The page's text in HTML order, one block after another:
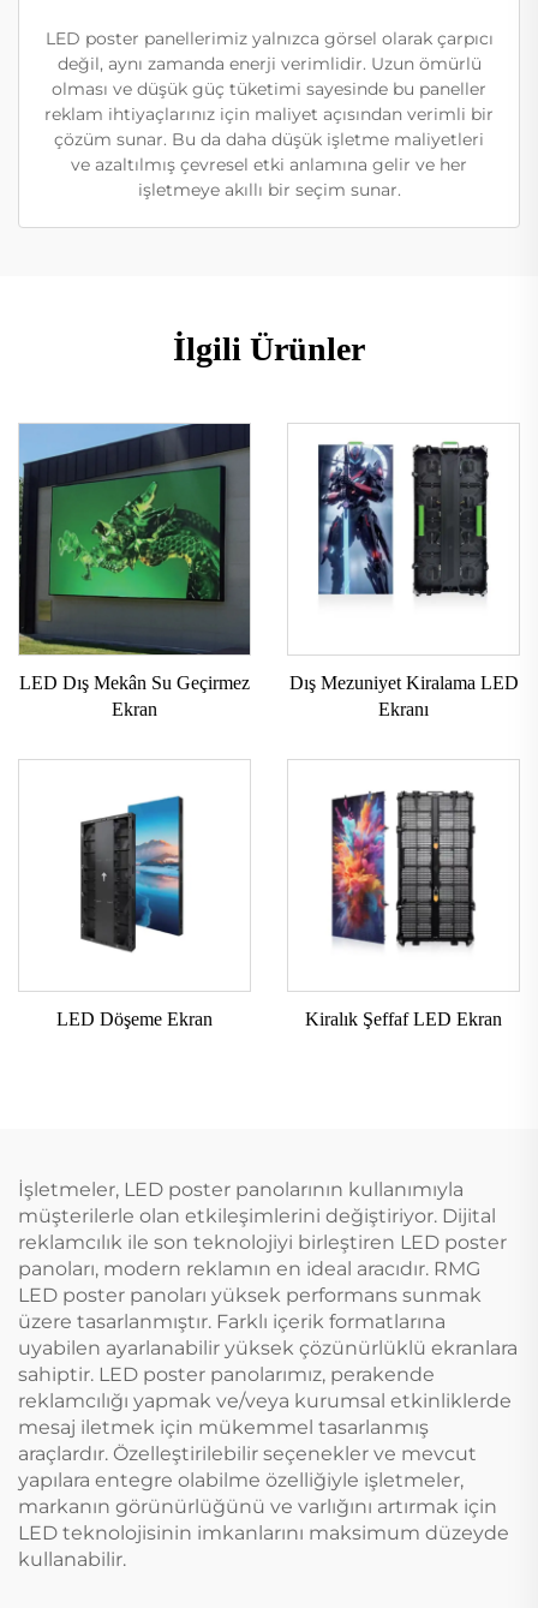
LED poster panellerimiz yalnızca görsel olarak çarpıcı
değil, aynı zamanda enerji verimlidir. Uzun ömürlü
olması ve düşük güç tüketimi sayesinde bu paneller
reklam ihtiyaçlarınız için maliyet açısından verimli bir
çözüm sunar. Bu da daha düşük işletme maliyetleri
ve azaltılmış çevresel etki anlamına gelir ve her
işletmeye akıllı bir seçim sunar.
İlgili Ürünler
LED Dış Mekân Su Geçirmez
Ekran
Dış Mezuniyet Kiralama LED
Ekranı
LED Döşeme Ekran Kiralık Şeffaf LED Ekran
İşletmeler, LED poster panolarının kullanımıyla
müşterilerle olan etkileşimlerini değiştiriyor. Dijital
reklamcılık ile son teknolojiyi birleştiren LED poster
panoları, modern reklamın en ideal aracıdır. RMG
LED poster panoları yüksek performans sunmak
üzere tasarlanmıştır. Farklı içerik formatlarına
uyabilen ayarlanabilir yüksek çözünürlüklü ekranlara
sahiptir. LED poster panolarımız, perakende
reklamcılığı yapmak ve/veya kurumsal etkinliklerde
mesaj iletmek için mükemmel tasarlanmış
araçlardır. Özelleştirilebilir seçenekler ve mevcut
yapılara entegre olabilme özelliğiyle işletmeler,
markanın görünürlüğünü ve varlığını artırmak için
LED teknolojisinin imkanlarını maksimum düzeyde
kullanabilir.